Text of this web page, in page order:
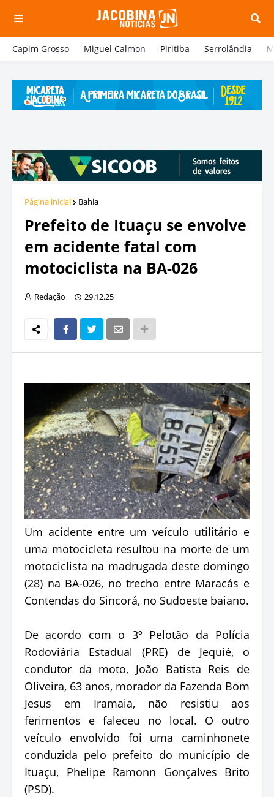
Capim Grosso Miguel Calmon Piritiba Serrolândia
Página inicial Bahia
Prefeito de Ituaçu se envolve
em acidente fatal com
motociclista na BA-026
Redação 29.12.25
Um acidente entre um veículo utilitário e
uma motocicleta resultou na morte de um
motociclista na madrugada deste domingo
(28) na BA-026, no trecho entre Maracás e
Contendas do Sincorá, no Sudoeste baiano.
De acordo com o 3º Pelotão da Polícia
Rodoviária Estadual (PRE) de Jequié, o
condutor da moto, João Batista Reis de
Oliveira, 63 anos, morador da Fazenda Bom
Jesus em Iramaia, não resistiu aos
ferimentos e faleceu no local. O outro
veículo envolvido foi uma caminhonete
conduzida pelo prefeito do município de
Ituaçu, Phelipe Ramonn Gonçalves Brito
(PSD).